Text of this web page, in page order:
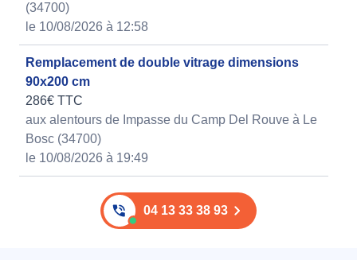
(34700)
le 10/08/2026 à 12:58
Remplacement de double vitrage dimensions
90x200 cm
286€ TTC
aux alentours de Impasse du Camp Del Rouve à Le
Bosc (34700)
le 10/08/2026 à 19:49
04 13 33 38 93